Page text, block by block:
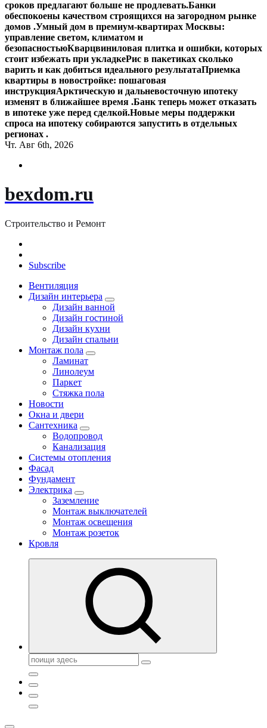
сроков предлагают больше не продлевать.Банки
обеспокоены качеством строящихся на загородном рынке
домов .Умный дом в премиум-квартирах Москвы:
управление светом, климатом и
безопасностьюКварцвиниловая плитка и ошибки, которых
стоит избежать при укладкеРис в пакетиках сколько
варить и как добиться идеального результатаПриемка
квартиры в новостройке: пошаговая
инструкцияАрктическую и дальневосточную ипотеку
изменят в ближайшее время .Банк теперь может отказать
в ипотеке уже перед сделкой.Новые меры поддержки
спроса на ипотеку собираются запустить в отдельных
регионах .
Чт. Авг 6th, 2026
bexdom.ru
Строительство и Ремонт
Subscribe
Вентиляция
Дизайн интерьера
Дизайн ванной
Дизайн гостиной
Дизайн кухни
Дизайн спальни
Монтаж пола
Ламинат
Линолеум
Паркет
Стяжка пола
Новости
Окна и двери
Сантехника
Водопровод
Канализация
Системы отопления
Фасад
Фундамент
Электрика
Заземление
Монтаж выключателей
Монтаж освещения
Монтаж розеток
Кровля
Поиск: